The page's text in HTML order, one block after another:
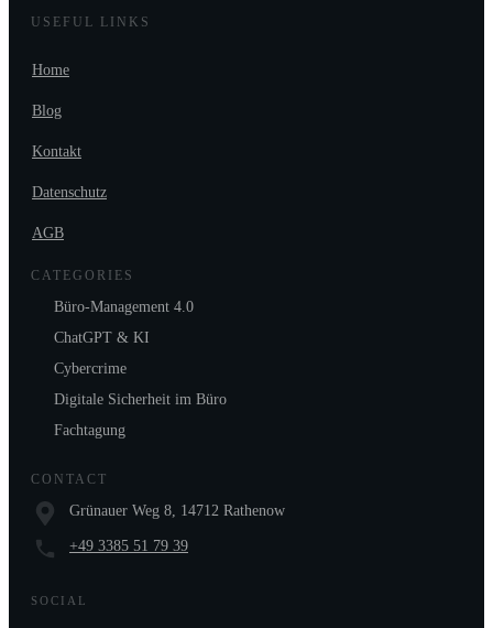
USEFUL LINKS
Home
Blog
Kontakt
Datenschutz
AGB
CATEGORIES
Büro-Management 4.0
ChatGPT & KI
Cybercrime
Digitale Sicherheit im Büro
Fachtagung
CONTACT
Grünauer Weg 8, 14712 Rathenow
+49 3385 51 79 39
SOCIAL